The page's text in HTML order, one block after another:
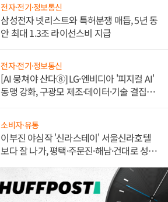
전자·전기·정보통신
삼성전자 넷리스트와 특허분쟁 매듭, 5년 동
안 최대 1.3조 라이선스비 지급
전자·전기·정보통신
[AI 뭉쳐야 산다⑧] LG·엔비디아 '피지컬 AI'
동맹 강화, 구광모 제조·데이터·기술 결집
소비자·유통
이부진 야심작 '신라스테이' 서울신라호텔
보다 잘 나가, 평택·주문진·해남·건대로 성